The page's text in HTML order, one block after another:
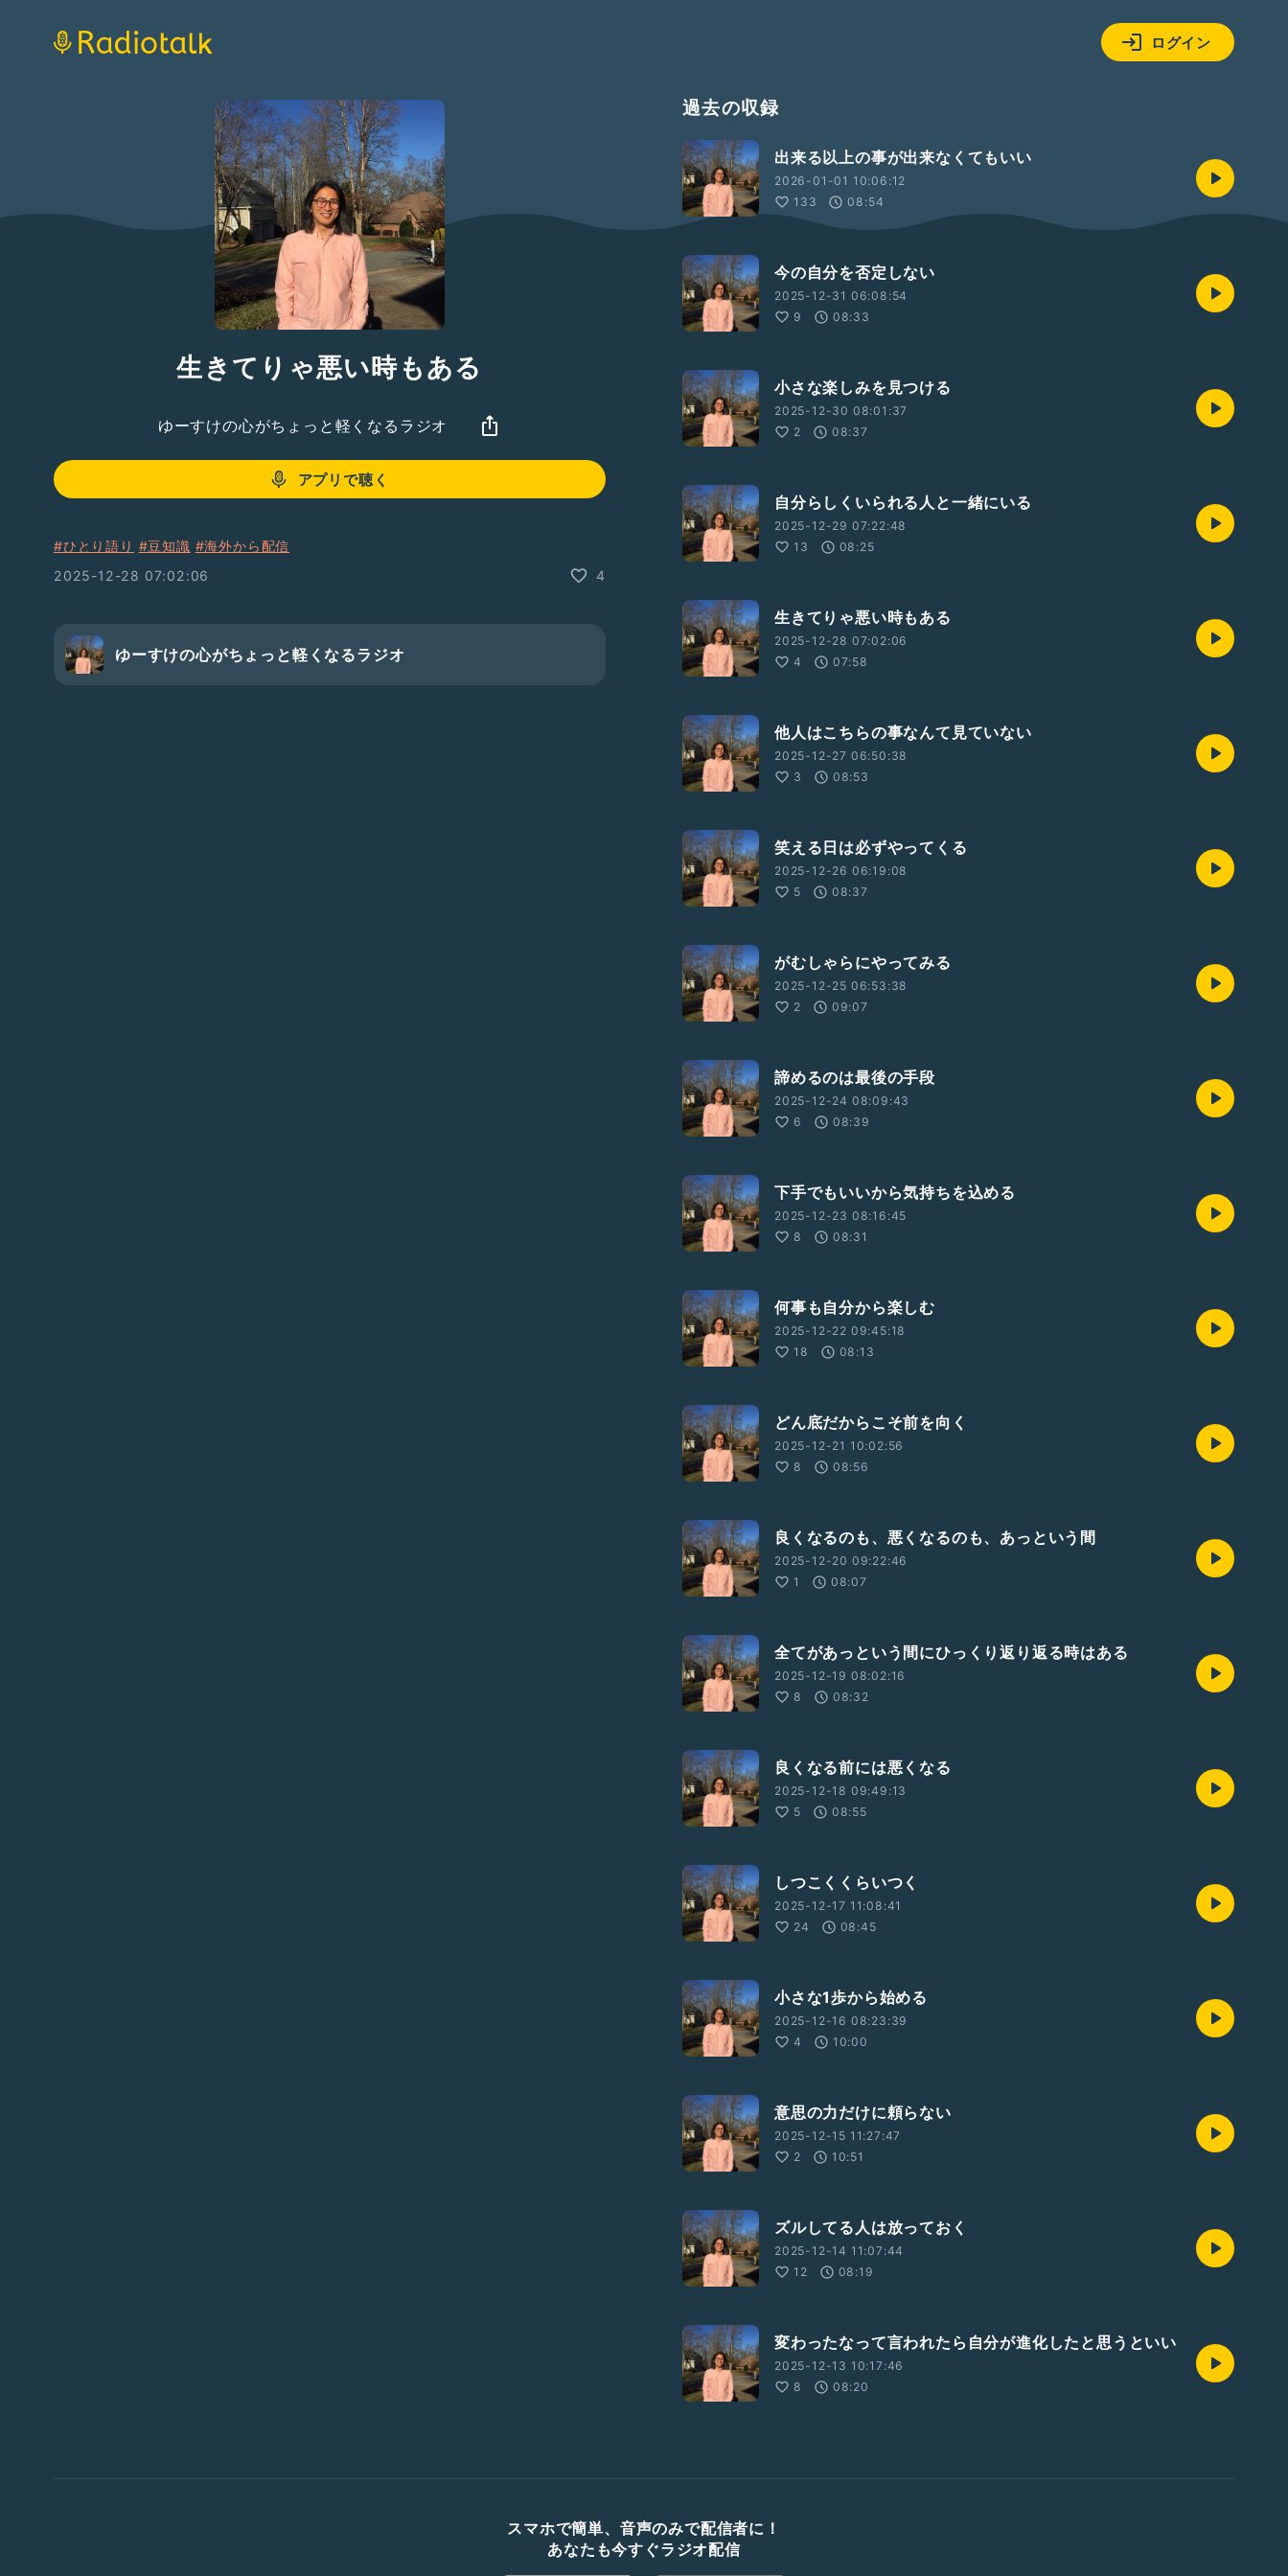
ログイン
生きてりゃ悪い時もある
ゆーすけの心がちょっと軽くなるラジオ
アプリで聴く
#ひとり語り #豆知識 #海外から配信
2025-12-28 07:02:06
4
ゆーすけの心がちょっと軽くなるラジオ
過去の収録
出来る以上の事が出来なくてもいい
2026-01-01 10:06:12
133
08:54
今の自分を否定しない
2025-12-31 06:08:54
9
08:33
小さな楽しみを見つける
2025-12-30 08:01:37
2
08:37
自分らしくいられる人と一緒にいる
2025-12-29 07:22:48
13
08:25
生きてりゃ悪い時もある
2025-12-28 07:02:06
4
07:58
他人はこちらの事なんて見ていない
2025-12-27 06:50:38
3
08:53
笑える日は必ずやってくる
2025-12-26 06:19:08
5
08:37
がむしゃらにやってみる
2025-12-25 06:53:38
2
09:07
諦めるのは最後の手段
2025-12-24 08:09:43
6
08:39
下手でもいいから気持ちを込める
2025-12-23 08:16:45
8
08:31
何事も自分から楽しむ
2025-12-22 09:45:18
18
08:13
どん底だからこそ前を向く
2025-12-21 10:02:56
8
08:56
良くなるのも、悪くなるのも、あっという間
2025-12-20 09:22:46
1
08:07
全てがあっという間にひっくり返り返る時はある
2025-12-19 08:02:16
8
08:32
良くなる前には悪くなる
2025-12-18 09:49:13
5
08:55
しつこくくらいつく
2025-12-17 11:08:41
24
08:45
小さな1歩から始める
2025-12-16 08:23:39
4
10:00
意思の力だけに頼らない
2025-12-15 11:27:47
2
10:51
ズルしてる人は放っておく
2025-12-14 11:07:44
12
08:19
変わったなって言われたら自分が進化したと思うといい
2025-12-13 10:17:46
8
08:20
スマホで簡単、音声のみで配信者に！
あなたも今すぐラジオ配信